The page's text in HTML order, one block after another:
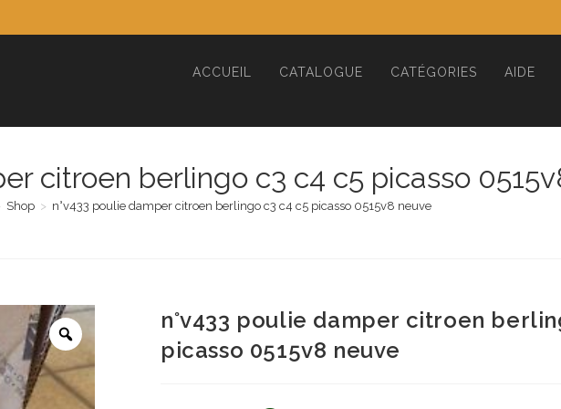
ACCUEIL CATALOGUE CATÉGORIES AIDE
citroen berlingo c3 c4 c5 picasso
Shop > n°v433 poulie damper citroen berlingo c3 c4 c5 picasso 0515v8 neuve
n°v433 poulie damper citroen
picasso 0515v8 neuve